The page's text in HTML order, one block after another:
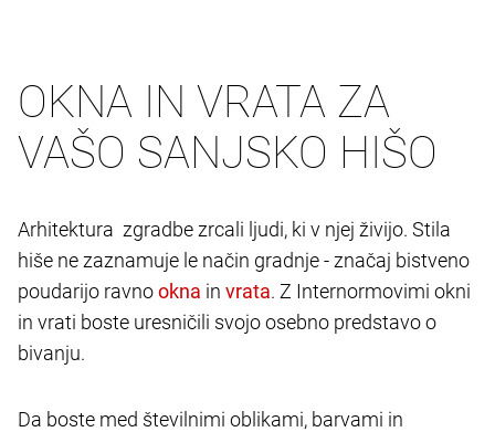
OKNA IN VRATA ZA
VAŠO SANJSKO HIŠO
Arhitektura zgradbe zrcali ljudi, ki v njej živijo. Stila
hiše ne zaznamuje le način gradnje - značaj bistveno
poudarijo ravno
in
. Z Internormovimi okni
in vrati boste uresničili svojo osebno predstavo o
bivanju.
Da boste med številnimi oblikami, barvami in